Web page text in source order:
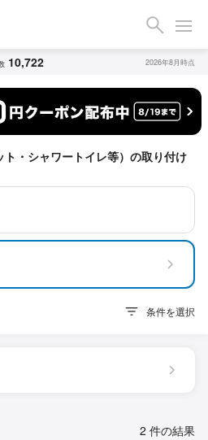
10,722 2026年8月時点
・シャワートイレ等）の取り付け
条件を選択
2 件の結果